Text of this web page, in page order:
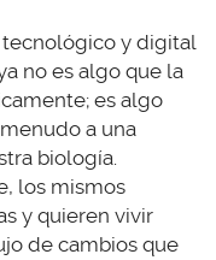
tecnológico y digital
no es algo que la
es algo
a una
biología.
los mismos
y quieren vivir
de cambios que